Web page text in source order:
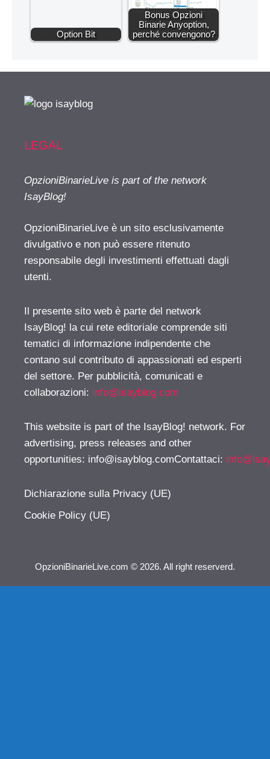
Option Bit
Bonus Opzioni
Binarie Anyoption,
perché convengono?
LEGAL
OpzioniBinarieLive is part of the network
IsayBlog!
OpzioniBinarieLive è un sito esclusivamente
divulgativo e non può essere ritenuto
responsabile degli investimenti effettuati dagli
utenti.
Il presente sito web è parte del network
IsayBlog! la cui rete editoriale comprende siti
tematici di informazione indipendente che
contano sul contributo di appassionati ed esperti
del settore. Per pubblicità, comunicati e
collaborazioni: info@isayblog.com
This website is part of the IsayBlog! network. For
advertising, press releases and other
opportunities: info@isayblog.comContattaci:
Dichiarazione sulla Privacy (UE)
Cookie Policy (UE)
OpzioniBinarieLive.com © 2026. All right reserverd.